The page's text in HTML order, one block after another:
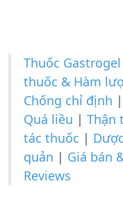
Thuốc
thuốc & Hàm
Chống chỉ định |
Quá liều | Thận
tác thuốc |
quản | Giá bán
Reviews